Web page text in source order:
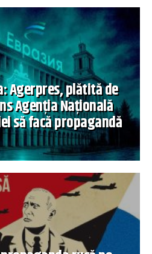
Agerpres, plătită de
Agenția Națională
să facă propagandă